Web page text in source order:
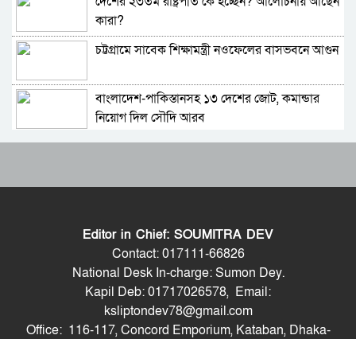
ফেনীর পুলিশ সুপার; যত কিছুই করি না কেন, কারোরই
মন রক্ষা করতে পারি না
জুলাই গণঅভ্যুত্থান দিবসে হবিগঞ্জে শহীদদের প্রতি
মৌলভীবাজারে যথাযোগ্য মর্যাদায় পালিত জুলাই
গণঅভ্যুত্থান দিবস
আহত ১০
বেগম রোকেয়া বিশ্ববিদ্যালয়ে ছাত্রদল-শিবির সংঘর্ষ,
আহত অন্তত ২০
মদপান করে দুই রুশ নাগরিকের মারামারিতে
একজনের মৃত্যু, আরেকজন আইসিইউতে
কারা?
চট্টগ্রামে সাবেক শিক্ষামন্ত্রী নওফেলের বাসভবনে আগুন
বাংলাদেশ-পাকিস্তানসহ ১৩ দেশের জোট, কমান্ডার
নিয়োগ দিল সৌদি আরব
ভারতের চিকেন নেক নিয়ে নতুন পরিকল্পনা
বগুড়ায় ও সিলেটে দুই ঘণ্টার ব্যবধানে সড়ক দুর্ঘটনায়
শিশুসহ প্রাণ গেল ১৫ জনের
শুভেন্দুর কৌশলে বদলে যাচ্ছে পশ্চিমবঙ্গের রাজনীতির
সমীকরণ
Editor in Chief: SOUMITRA DEV
Contact: 017111-66826
National Desk In-charge: Sumon Dey.
Kapil Deb: 01717026578, Email:
ksliptondev78@gmail.com
Office: 116-117, Concord Emporium, Kataban, Dhaka-